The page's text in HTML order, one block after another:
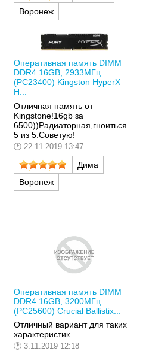
Воронеж
Оперативная память DIMM
DDR4 16GB, 2933МГц
(PC23400) Kingston HyperX
H...
Отличная память от
Kingstone!16gb за
6500))Радиаторная,гноиться.
5 из 5.Советую!
22.11.2019 13:47
Дима
Воронеж
Оперативная память DIMM
DDR4 16GB, 3200МГц
(PC25600) Crucial Ballistix...
Отличный вариант для таких
характеристик.
3.11.2019 12:18